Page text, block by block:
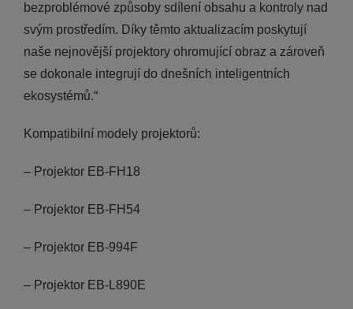
bezproblémové způsoby sdílení obsahu a kontroly nad
svým prostředím. Díky těmto aktualizacím poskytují
naše nejnovější projektory ohromující obraz a zároveň
se dokonale integrují do dnešních inteligentních
ekosystémů.“
Kompatibilní modely projektorů:
– Projektor EB-FH18
– Projektor EB-FH54
– Projektor EB-994F
– Projektor EB-L890E